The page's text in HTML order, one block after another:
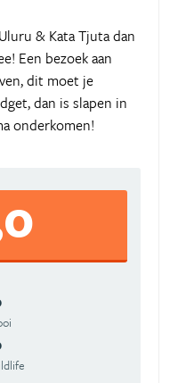
& Kata Tjuta dan
Een bezoek aan
dit moet je
dan is slapen in
onderkomen!